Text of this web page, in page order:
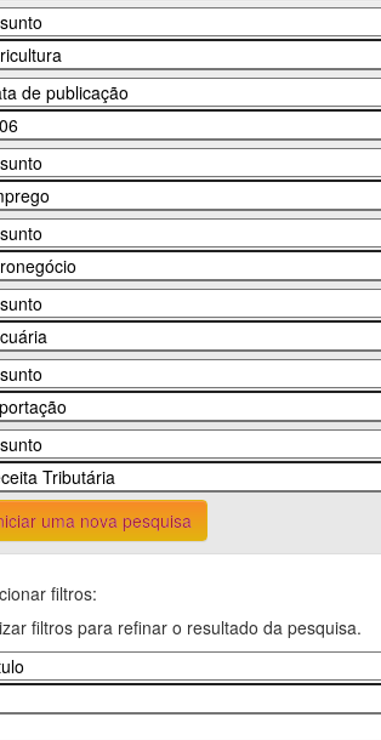
uma nova pesquisa
filtros:
filtros para refinar o resultado da pesquisa.